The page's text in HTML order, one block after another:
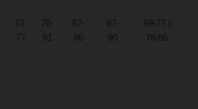
73-
77
78-
81
82-
86
87-
90
69-77 |
78-86